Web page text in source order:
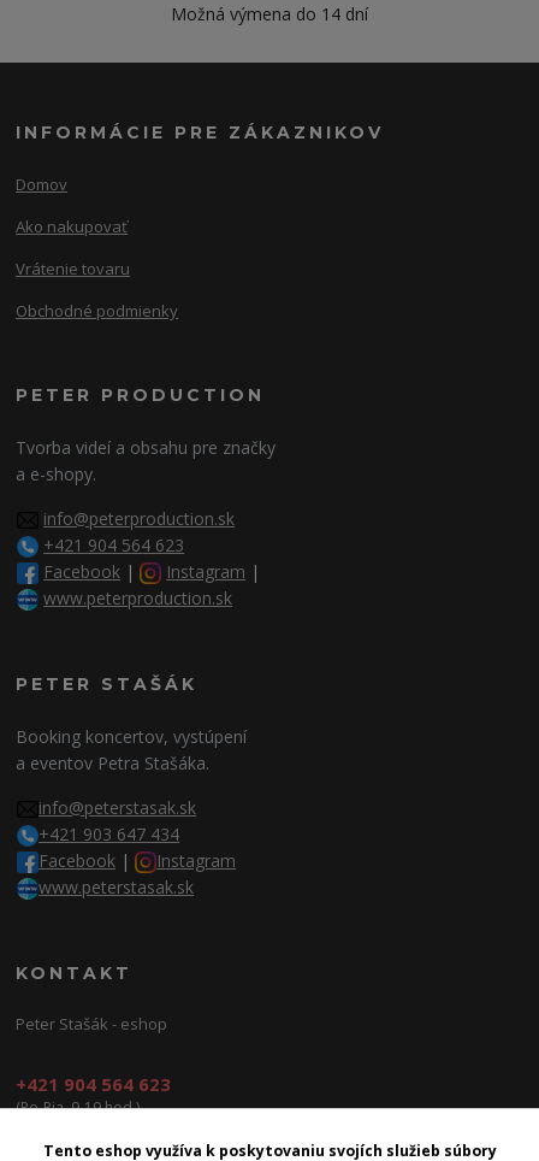
Možná výmena do 14 dní
INFORMÁCIE PRE ZÁKAZNIKOV
Domov
Ako nakupovať
Vrátenie tovaru
Obchodné podmienky
PETER PRODUCTION
Tvorba videí a obsahu pre značky
a e-shopy.
info@peterproduction.sk
+421 904 564 623
Facebook | Instagram |
www.peterproduction.sk
PETER STAŠÁK
Booking koncertov, vystúpení
a eventov Petra Stašáka.
info@peterstasak.sk
+421 903 647 434
Facebook |
Instagram
www.peterstasak.sk
KONTAKT
Peter Stašák - eshop
+421 904 564 623
(Po-Pia, 9-19 hod.)
info@peterproduction.sk
Tento eshop využíva k poskytovaniu svojích služieb súbory